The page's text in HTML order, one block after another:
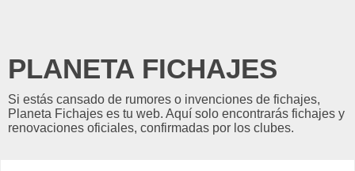
PLANETA FICHAJES
Si estás cansado de rumores o invenciones de fichajes,
Planeta Fichajes es tu web. Aquí solo encontrarás fichajes y
renovaciones oficiales, confirmadas por los clubes.